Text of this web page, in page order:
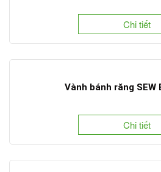
Chi tiết
Vành bánh răng SEW
Chi tiết